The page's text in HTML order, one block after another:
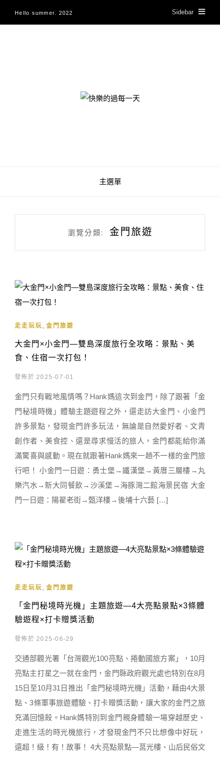
Hello summer. 2022 Sidebar
快樂的過每一天
主選單
瀏覽分類: 金門旅遊
走走玩玩 金門旅遊
大金門×小金門—雙島深度旅行全攻略：景點、美
食、住宿一次打包！
發佈於 2025-07-01
金門只有戰地風情嗎？Hank媽這次到金門，除了跟著「金
門秘境時機」體驗主題遊程之外，還走訪大金門、小金門
許多景點，發現金門許多玩法，無論是自然愛好者、文青
創作者、美食控、還是尋求慢活的旅人，金門都能給你滿
滿驚喜與感動。現在就跟著Hank媽來一趟不一樣的金門旅
行吧！ 小金門一日遊：勇士堡→鐵漢堡→黃厝三層樓→丸
樂汽水→新大同餐飲→沙溪堡→海豚灣二館海景民宿 大金
門一日遊：陽翟老街→甄洋樓→後埔十六藝 […]
走走玩玩 金門旅遊
「金門秘境時光機」主題旅遊—4大亮點景點×3條體
驗遊程×打卡贈獎活動
發佈於 2025-06-29
交通部觀光署「台灣觀光100亮點、捲動國旅方案」，10月
亮點主打星之一就在金門，金門縣政府觀光處也特別在8月
15日至10月31日推出「金門秘境時光機」活動，藉由4大景
點、3條軍事旅遊體驗、打卡贈獎活動，讓大家的金門之旅
充滿回憶殺。Hank媽特別到金門親身體驗一場穿越歷史、
走進生活的時光機旅行，才發現金門不只比想像中好玩，
還超！級！有！故事！ 4大亮點景點—莒光樓、山后民俗文